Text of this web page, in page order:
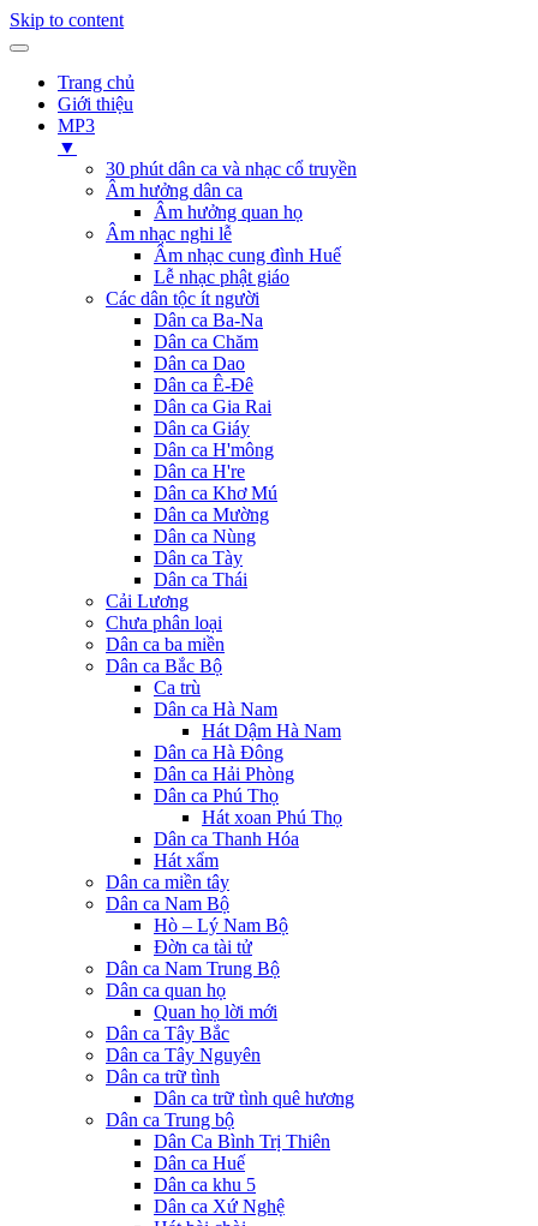
Skip to content
Trang chủ
Giới thiệu
MP3
▼
30 phút dân ca và nhạc cổ truyền
Âm hưởng dân ca
Âm hưởng quan họ
Âm nhạc nghi lễ
Âm nhạc cung đình Huế
Lễ nhạc phật giáo
Các dân tộc ít người
Dân ca Ba-Na
Dân ca Chăm
Dân ca Dao
Dân ca Ê-Đê
Dân ca Gia Rai
Dân ca Giáy
Dân ca H'mông
Dân ca H're
Dân ca Khơ Mú
Dân ca Mường
Dân ca Nùng
Dân ca Tày
Dân ca Thái
Cải Lương
Chưa phân loại
Dân ca ba miền
Dân ca Bắc Bộ
Ca trù
Dân ca Hà Nam
Hát Dậm Hà Nam
Dân ca Hà Đông
Dân ca Hải Phòng
Dân ca Phú Thọ
Hát xoan Phú Thọ
Dân ca Thanh Hóa
Hát xẩm
Dân ca miền tây
Dân ca Nam Bộ
Hò – Lý Nam Bộ
Đờn ca tài tử
Dân ca Nam Trung Bộ
Dân ca quan họ
Quan họ lời mới
Dân ca Tây Bắc
Dân ca Tây Nguyên
Dân ca trữ tình
Dân ca trữ tình quê hương
Dân ca Trung bộ
Dân Ca Bình Trị Thiên
Dân ca Huế
Dân ca khu 5
Dân ca Xứ Nghệ